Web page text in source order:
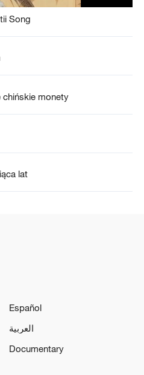
Song
chińskie monety
lat
Español
العربية
Documentary